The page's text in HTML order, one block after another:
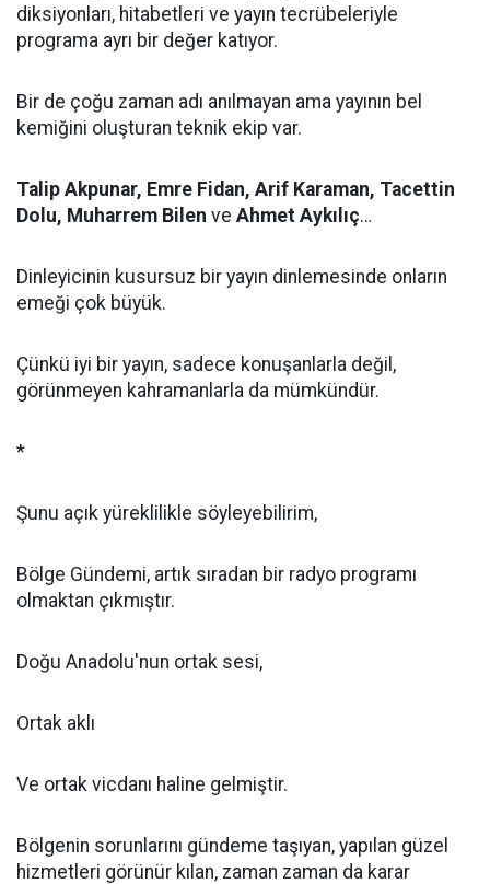
diksiyonları, hitabetleri ve yayın tecrübeleriyle
programa ayrı bir değer katıyor.
Bir de çoğu zaman adı anılmayan ama yayının bel
kemiğini oluşturan teknik ekip var.
Talip Akpunar, Emre Fidan, Arif Karaman, Tacettin
Dolu, Muharrem Bilen ve Ahmet Aykılıç…
Dinleyicinin kusursuz bir yayın dinlemesinde onların
emeği çok büyük.
Çünkü iyi bir yayın, sadece konuşanlarla değil,
görünmeyen kahramanlarla da mümkündür.
*
Şunu açık yüreklilikle söyleyebilirim,
Bölge Gündemi, artık sıradan bir radyo programı
olmaktan çıkmıştır.
Doğu Anadolu'nun ortak sesi,
Ortak aklı
Ve ortak vicdanı haline gelmiştir.
Bölgenin sorunlarını gündeme taşıyan, yapılan güzel
hizmetleri görünür kılan, zaman zaman da karar